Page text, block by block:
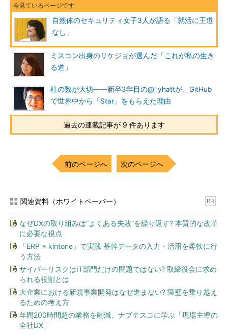
自然体のセキュリティ女子3人が語る「就活に王道
なし」
ミスコン出身のリケジョが選んだ「これが私の生き
る道」
柱の数が大切――新卒3年目の@' yhattが、GitHub
で世界中から「Star」をもらえた理由
過去の連載記事が 9 件あります
前のページへ 次のページへ
関連資料（ホワイトペーパー） PR
なぜDXの取り組みは“よくある失敗”を繰り返す? 本質的な改革
に必要な視点
「ERP × kintone」で実践 基幹データの入力・活用を柔軟に行
う方法
サイバーリスクはIT部門だけの問題ではない? 取締役会に求め
られる役割とは
大企業における新規事業開発はなぜ進まない? 障壁を乗り越え
るための考え方
年間200時間超の業務を削減、ナブテスコに学ぶ「現場主導の
全社DX」